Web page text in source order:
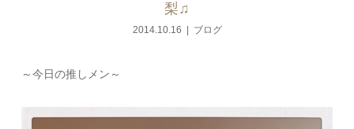
梨♫
2014.10.16 ブログ
～今日の推しメン～